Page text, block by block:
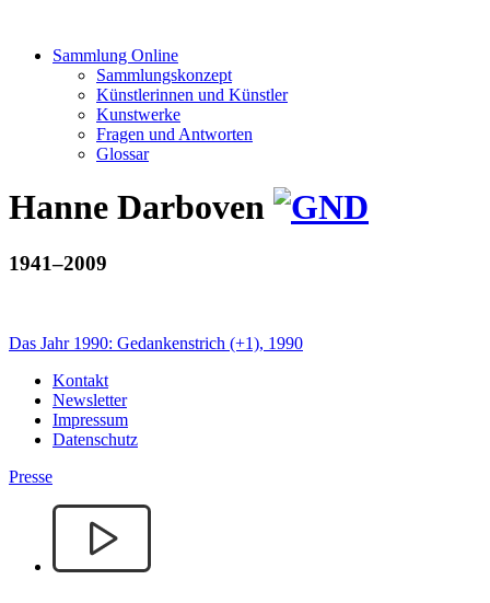
Sammlung Online
Sammlungskonzept
Künstlerinnen und Künstler
Kunstwerke
Fragen und Antworten
Glossar
Hanne Darboven
1941–2009
Das Jahr 1990: Gedankenstrich (+1), 1990
Kontakt
Newsletter
Impressum
Datenschutz
Presse